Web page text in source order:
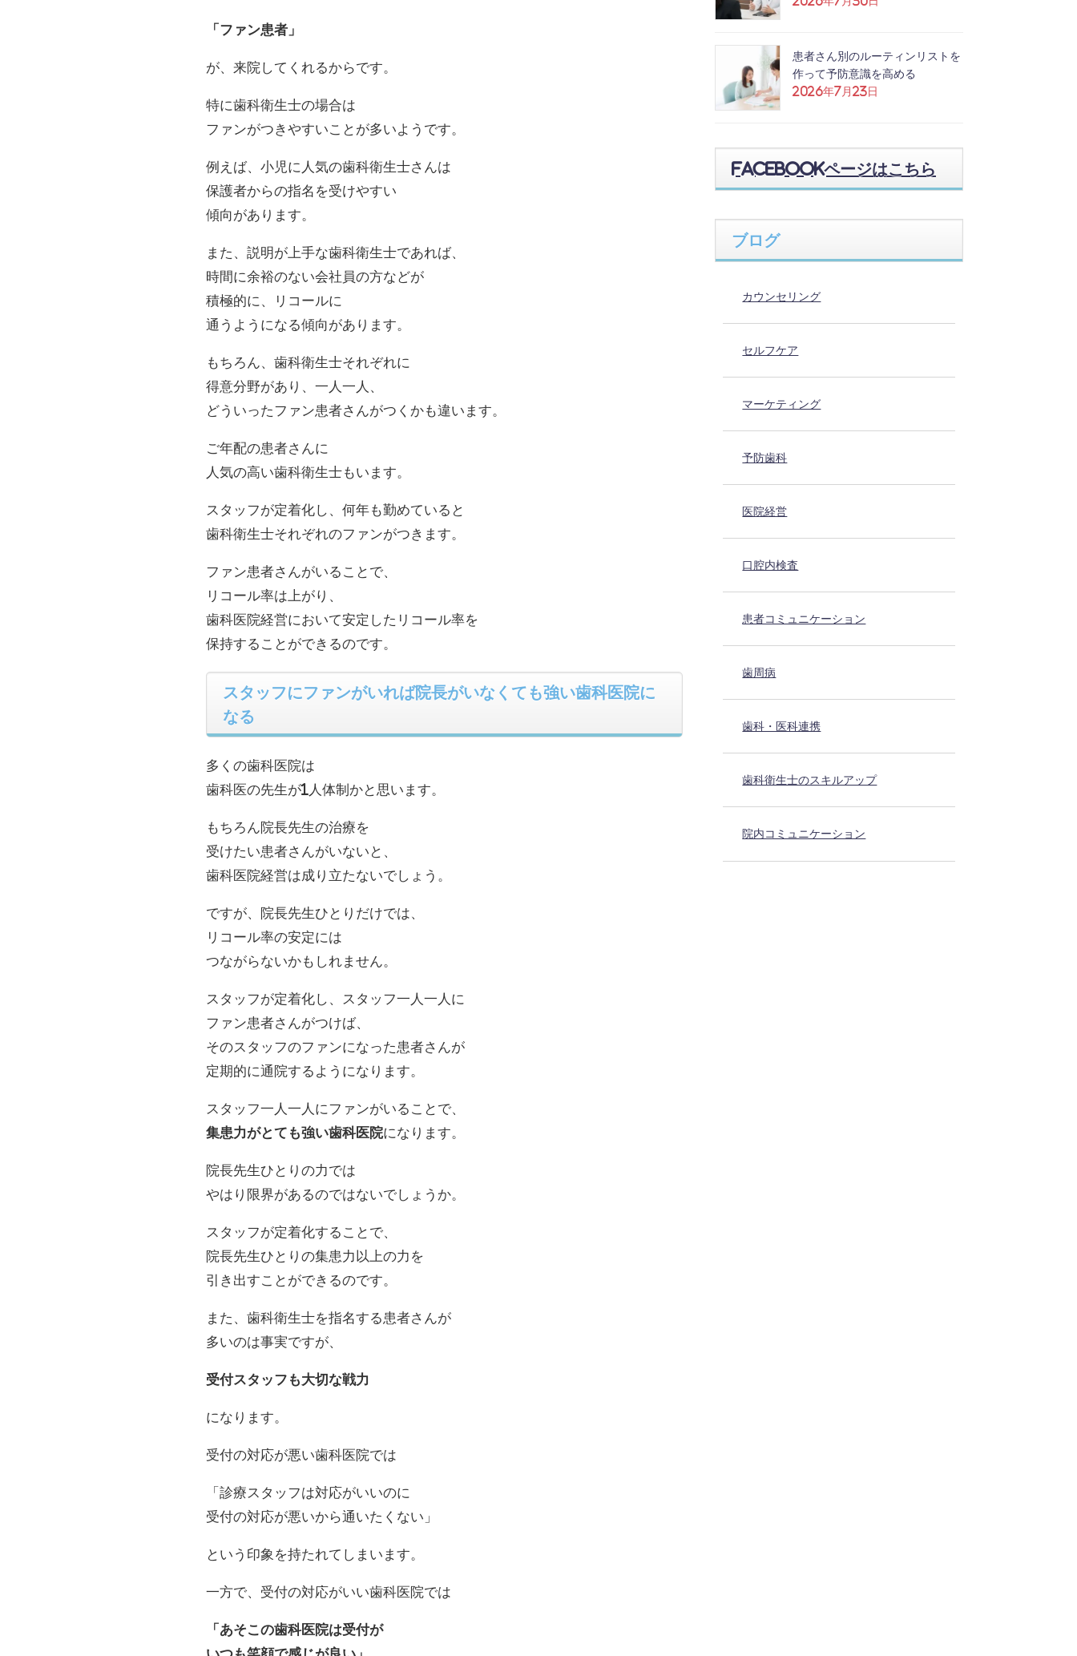
「ファン患者」
が、来院してくれるからです。
特に歯科衛生士の場合は
ファンがつきやすいことが多いようです。
例えば、小児に人気の歯科衛生士さんは
保護者からの指名を受けやすい
傾向があります。
また、説明が上手な歯科衛生士であれば、
時間に余裕のない会社員の方などが
積極的に、リコールに
通うようになる傾向があります。
もちろん、歯科衛生士それぞれに
得意分野があり、一人一人、
どういったファン患者さんがつくかも違います。
ご年配の患者さんに
人気の高い歯科衛生士もいます。
スタッフが定着化し、何年も勤めていると
歯科衛生士それぞれのファンがつきます。
ファン患者さんがいることで、
リコール率は上がり、
歯科医院経営において安定したリコール率を
保持することができるのです。
スタッフにファンがいれば院長がいなくても強い歯科医院に
なる
多くの歯科医院は
歯科医の先生が1人体制かと思います。
もちろん院長先生の治療を
受けたい患者さんがいないと、
歯科医院経営は成り立たないでしょう。
ですが、院長先生ひとりだけでは、
リコール率の安定には
つながらないかもしれません。
スタッフが定着化し、スタッフ一人一人に
ファン患者さんがつけば、
そのスタッフのファンになった患者さんが
定期的に通院するようになります。
スタッフ一人一人にファンがいることで、
集患力がとても強い歯科医院になります。
院長先生ひとりの力では
やはり限界があるのではないでしょうか。
スタッフが定着化することで、
院長先生ひとりの集患力以上の力を
引き出すことができるのです。
また、歯科衛生士を指名する患者さんが
多いのは事実ですが、
受付スタッフも大切な戦力
になります。
受付の対応が悪い歯科医院では
「診療スタッフは対応がいいのに
受付の対応が悪いから通いたくない」
という印象を持たれてしまいます。
一方で、受付の対応がいい歯科医院では
「あそこの歯科医院は受付が
患者さん別のルーティンリストを
作って予防意識を高める
2026年7月23日
Facebookページはこちら
ブログ
カウンセリング
セルフケア
マーケティング
予防歯科
医院経営
口腔内検査
患者コミュニケーション
歯周病
歯科・医科連携
歯科衛生士のスキルアップ
院内コミュニケーション